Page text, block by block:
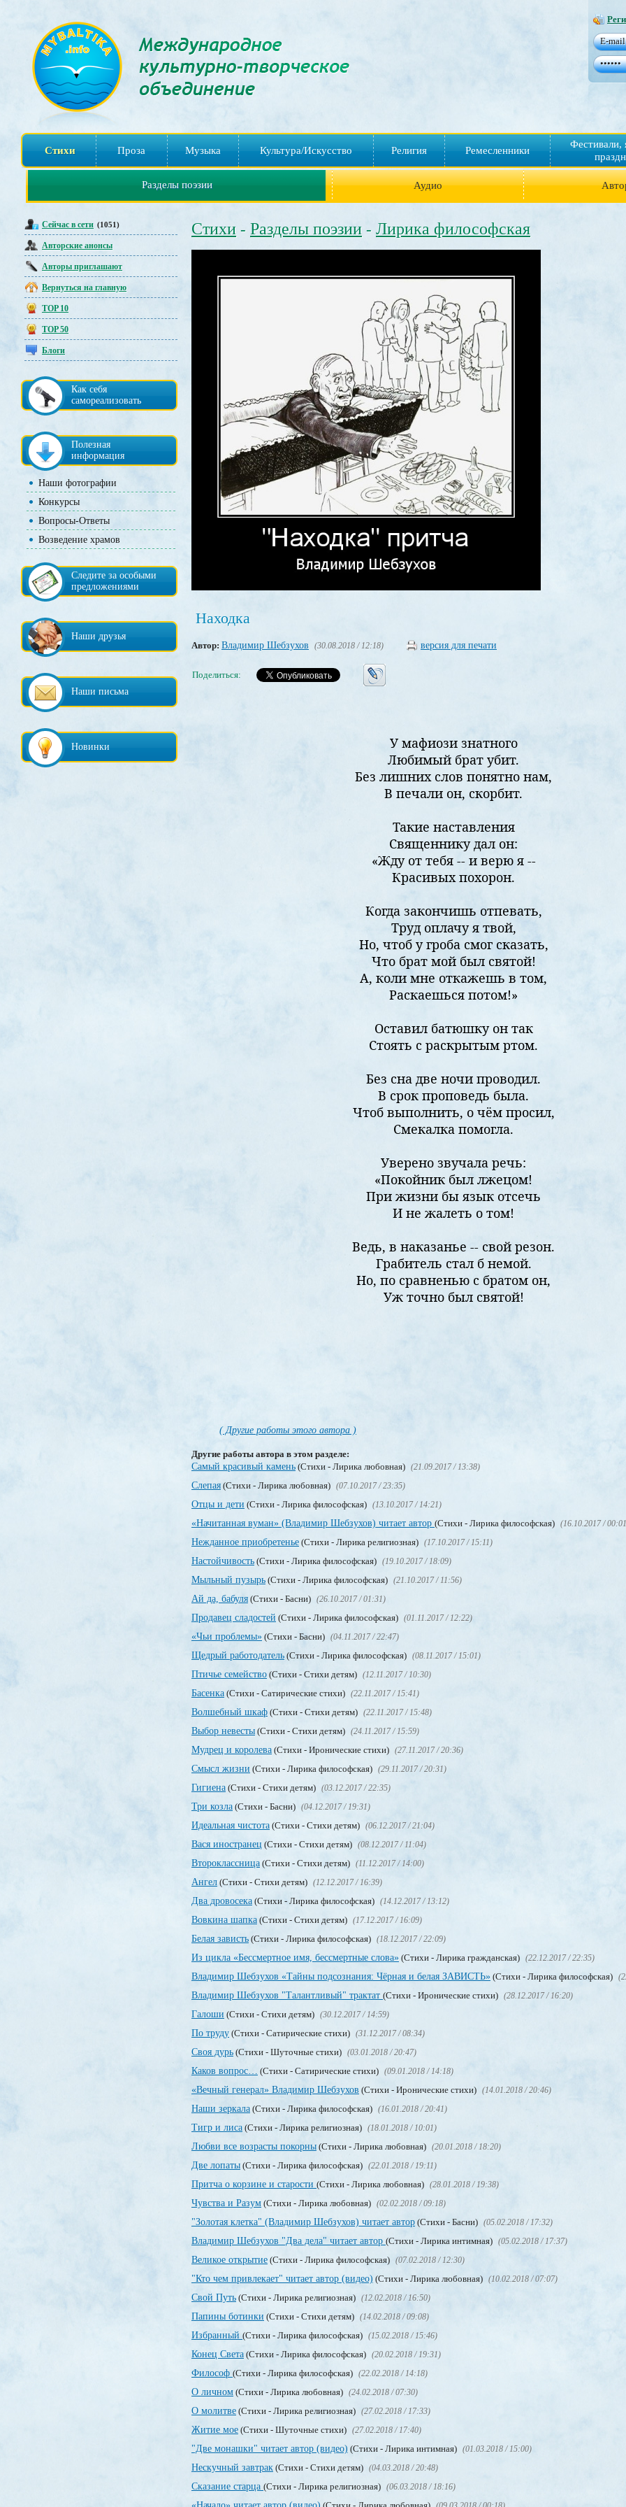
Стихи Проза Музыка Культура/Искусство Религия Ремесленники
Фестивали,
Разделы поэзии Аудио
Сейчас в сети (1051)
Авторские анонсы
Авторы приглашают
Вернуться на главную
TOP 10
TOP 50
Блоги
Как себя
самореализовать
Полезная
информация
Наши фотографии
Конкурсы
Вопросы-Ответы
Возведение храмов
Следите за особыми
предложениями
Наши друзья
Наши письма
Новинки
Стихи - Разделы поэзии - Лирика философская
Находка
Автор: Владимир Шебзухов (30.08.2018 / 12:18) версия для печати
Поделиться:
У мафиози знатного
Любимый брат убит.
Без лишних слов понятно нам,
В печали он, скорбит.
Такие наставления
Священнику дал он:
«Жду от тебя -- и верю я --
Красивых похорон.
Когда закончишь отпевать,
Труд оплачу я твой,
Но, чтоб у гроба смог сказать,
Что брат мой был святой!
А, коли мне откажешь в том,
Раскаешься потом!»
Оставил батюшку он так
Стоять с раскрытым ртом.
Без сна две ночи проводил.
В срок проповедь была.
Чтоб выполнить, о чём просил,
Смекалка помогла.
Уверено звучала речь:
«Покойник был лжецом!
При жизни бы язык отсечь
И не жалеть о том!
Ведь, в наказанье -- свой резон.
Грабитель стал б немой.
Но, по сравненью с братом он,
Уж точно был святой!
( Другие работы этого автора )
Другие работы автора в этом разделе:
Самый красивый камень (Стихи - Лирика любовная) (21.09.2017 / 13:38)
Слепая (Стихи - Лирика любовная) (07.10.2017 / 23:35)
Отцы и дети (Стихи - Лирика философская) (13.10.2017 / 14:21)
«Начитанная вуман» (Владимир Шебзухов) читает автор (Стихи - Лирика философская) (16.10.2017 /
Нежданное приобретенье (Стихи - Лирика религиозная) (17.10.2017 / 15:11)
Настойчивость (Стихи - Лирика философская) (19.10.2017 / 18:09)
Мыльный пузырь (Стихи - Лирика философская) (21.10.2017 / 11:56)
Ай да, бабуля (Стихи - Басни) (26.10.2017 / 01:31)
Продавец сладостей (Стихи - Лирика философская) (01.11.2017 / 12:22)
«Чьи проблемы» (Стихи - Басни) (04.11.2017 / 22:47)
Щедрый работодатель (Стихи - Лирика философская) (08.11.2017 / 15:01)
Птичье семейство (Стихи - Стихи детям) (12.11.2017 / 10:30)
Басенка (Стихи - Сатирические стихи) (22.11.2017 / 15:41)
Волшебный шкаф (Стихи - Стихи детям) (22.11.2017 / 15:48)
Выбор невесты (Стихи - Стихи детям) (24.11.2017 / 15:59)
Мудрец и королева (Стихи - Иронические стихи) (27.11.2017 / 20:36)
Смысл жизни (Стихи - Лирика философская) (29.11.2017 / 20:31)
Гигиена (Стихи - Стихи детям) (03.12.2017 / 22:35)
Три козла (Стихи - Басни) (04.12.2017 / 19:31)
Идеальная чистота (Стихи - Стихи детям) (06.12.2017 / 21:04)
Вася иностранец (Стихи - Стихи детям) (08.12.2017 / 11:04)
Второклассница (Стихи - Стихи детям) (11.12.2017 / 14:00)
Ангел (Стихи - Стихи детям) (12.12.2017 / 16:39)
Два дровосека (Стихи - Лирика философская) (14.12.2017 / 13:12)
Вовкина шапка (Стихи - Стихи детям) (17.12.2017 / 16:09)
Белая зависть (Стихи - Лирика философская) (18.12.2017 / 22:09)
Из цикла «Бессмертное имя, бессмертные слова» (Стихи - Лирика гражданская) (22.12.2017 / 22:35)
Владимир Шебзухов «Тайны подсознания: Чёрная и белая ЗАВИСТЬ» (Стихи - Лирика философская)
Владимир Шебзухов "Талантливый" трактат (Стихи - Иронические стихи) (28.12.2017 / 16:20)
Галоши (Стихи - Стихи детям) (30.12.2017 / 14:59)
По труду (Стихи - Сатирические стихи) (31.12.2017 / 08:34)
Своя дурь (Стихи - Шуточные стихи) (03.01.2018 / 20:47)
Каков вопрос… (Стихи - Сатирические стихи) (09.01.2018 / 14:18)
«Вечный генерал» Владимир Шебзухов (Стихи - Иронические стихи) (14.01.2018 / 20:46)
Наши зеркала (Стихи - Лирика философская) (16.01.2018 / 20:41)
Тигр и лиса (Стихи - Лирика религиозная) (18.01.2018 / 10:01)
Любви все возрасты покорны (Стихи - Лирика любовная) (20.01.2018 / 18:20)
Две лопаты (Стихи - Лирика философская) (22.01.2018 / 19:11)
Притча о корзине и старости (Стихи - Лирика любовная) (28.01.2018 / 19:38)
Чувства и Разум (Стихи - Лирика любовная) (02.02.2018 / 09:18)
"Золотая клетка" (Владимир Шебзухов) читает автор (Стихи - Басни) (05.02.2018 / 17:32)
Владимир Шебзухов "Два дела" читает автор (Стихи - Лирика интимная) (05.02.2018 / 17:37)
Великое открытие (Стихи - Лирика философская) (07.02.2018 / 12:30)
"Кто чем привлекает" читает автор (видео) (Стихи - Лирика любовная) (10.02.2018 / 07:07)
Свой Путь (Стихи - Лирика религиозная) (12.02.2018 / 16:50)
Папины ботинки (Стихи - Стихи детям) (14.02.2018 / 09:08)
Избранный (Стихи - Лирика философская) (15.02.2018 / 15:46)
Конец Света (Стихи - Лирика философская) (20.02.2018 / 19:31)
Философ (Стихи - Лирика философская) (22.02.2018 / 14:18)
О личном (Стихи - Лирика любовная) (24.02.2018 / 07:30)
О молитве (Стихи - Лирика религиозная) (27.02.2018 / 17:33)
Житие мое (Стихи - Шуточные стихи) (27.02.2018 / 17:40)
"Две монашки" читает автор (видео) (Стихи - Лирика интимная) (01.03.2018 / 15:00)
Нескучный завтрак (Стихи - Стихи детям) (04.03.2018 / 20:48)
Сказание старца (Стихи - Лирика религиозная) (06.03.2018 / 18:16)